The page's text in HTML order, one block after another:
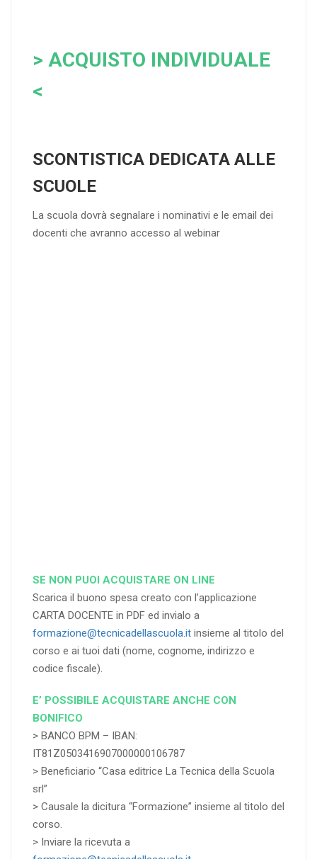
> ACQUISTO INDIVIDUALE
<
SCONTISTICA DEDICATA ALLE
SCUOLE
La scuola dovrà segnalare i nominativi e le email dei
docenti che avranno accesso al webinar
SE NON PUOI ACQUISTARE ON LINE
Scarica il buono spesa creato con l’applicazione
CARTA DOCENTE in PDF ed invialo a
formazione@tecnicadellascuola.it insieme al titolo del
corso e ai tuoi dati (nome, cognome, indirizzo e
codice fiscale).
E’ POSSIBILE ACQUISTARE ANCHE CON
BONIFICO
> BANCO BPM – IBAN:
IT81Z0503416907000000106787
> Beneficiario “Casa editrice La Tecnica della Scuola
srl”
> Causale la dicitura “Formazione” insieme al titolo del
corso.
> Inviare la ricevuta a